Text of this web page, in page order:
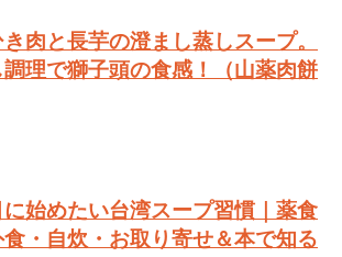
き肉と長芋の澄まし蒸しスープ。
理で獅子頭の食感！（山薬肉餅
始めたい台湾スープ習慣｜薬食
・自炊・お取り寄せ＆本で知る